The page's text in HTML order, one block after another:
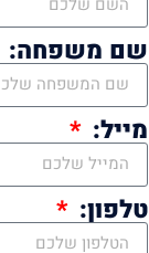
שם משפחה:
מייל:
טלפון: